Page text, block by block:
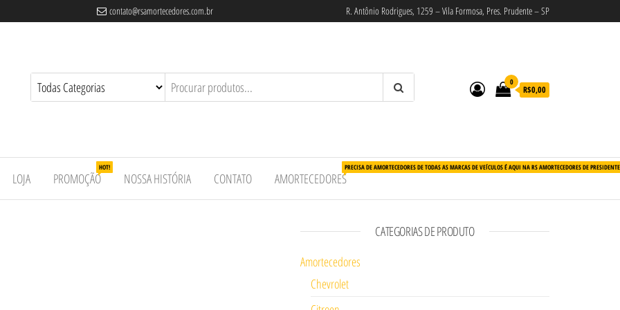
contato@rsamortecedores.com.br R. Antônio Rodrigues, 1259 – Vila Formosa, Pres. Prudente – SP
0
R$0,00
LOJA PROMOÇÃO
HOT!
NOSSA HISTÓRIA CONTATO AMORTECEDORES
PRECISA DE AMORTECEDORES DE TODAS AS MARCAS DE VEÍCULOS É AQUI NA RS AMORTECEDORES DE
CATEGORIAS DE PRODUTO
Amortecedores
Chevrolet